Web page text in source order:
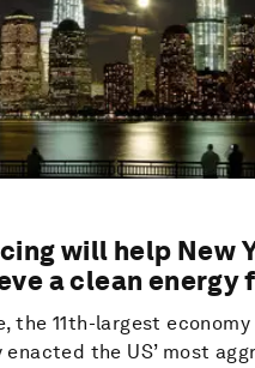
will help New
a clean energy
the 11th-largest
the US’ most